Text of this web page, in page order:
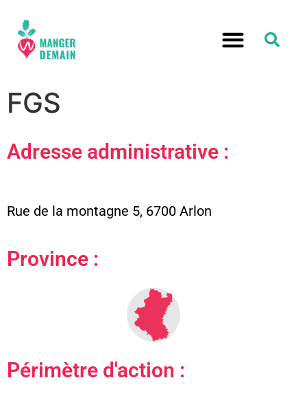
FGS
Adresse administrative :
Rue de la montagne 5, 6700 Arlon
Province :
Périmètre d'action :